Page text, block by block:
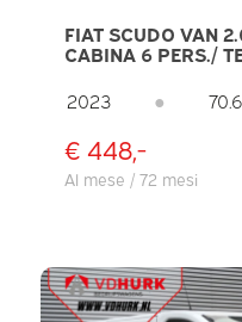
FIAT SCUDO VAN
CABINA 6 PERS./
2023
●
€ 448,-
Al mese / 72 mesi